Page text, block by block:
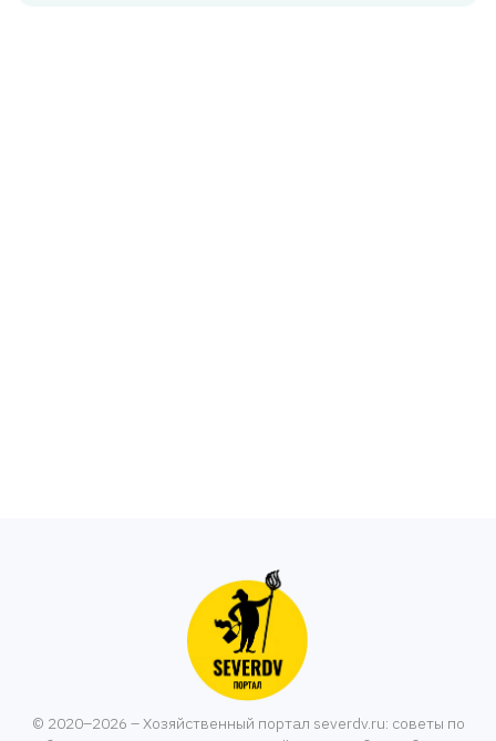
© 2020–2026 – Хозяйственный портал severdv.ru: советы по